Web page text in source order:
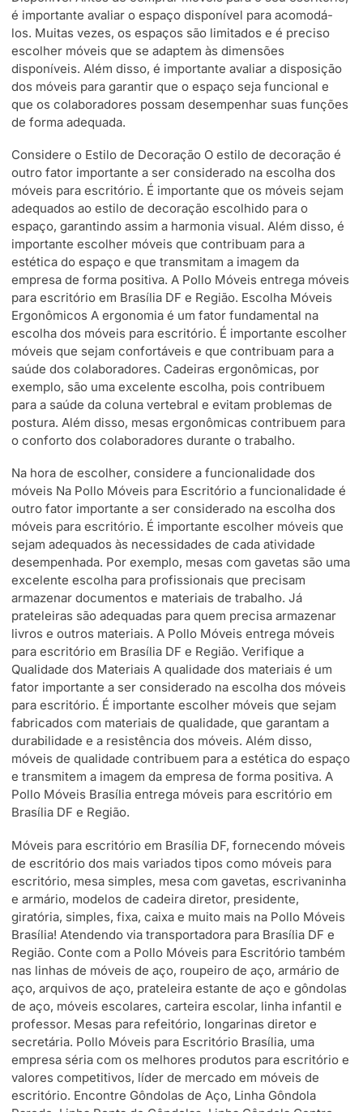
é importante avaliar o espaço disponível para acomodá-
los. Muitas vezes, os espaços são limitados e é preciso
escolher móveis que se adaptem às dimensões
disponíveis. Além disso, é importante avaliar a disposição
dos móveis para garantir que o espaço seja funcional e
que os colaboradores possam desempenhar suas funções
de forma adequada.
Considere o Estilo de Decoração O estilo de decoração é
outro fator importante a ser considerado na escolha dos
móveis para escritório. É importante que os móveis sejam
adequados ao estilo de decoração escolhido para o
espaço, garantindo assim a harmonia visual. Além disso, é
importante escolher móveis que contribuam para a
estética do espaço e que transmitam a imagem da
empresa de forma positiva. A Pollo Móveis entrega móveis
para escritório em Brasília DF e Região. Escolha Móveis
Ergonômicos A ergonomia é um fator fundamental na
escolha dos móveis para escritório. É importante escolher
móveis que sejam confortáveis e que contribuam para a
saúde dos colaboradores. Cadeiras ergonômicas, por
exemplo, são uma excelente escolha, pois contribuem
para a saúde da coluna vertebral e evitam problemas de
postura. Além disso, mesas ergonômicas contribuem para
o conforto dos colaboradores durante o trabalho.
Na hora de escolher, considere a funcionalidade dos
móveis Na Pollo Móveis para Escritório a funcionalidade é
outro fator importante a ser considerado na escolha dos
móveis para escritório. É importante escolher móveis que
sejam adequados às necessidades de cada atividade
desempenhada. Por exemplo, mesas com gavetas são uma
excelente escolha para profissionais que precisam
armazenar documentos e materiais de trabalho. Já
prateleiras são adequadas para quem precisa armazenar
livros e outros materiais. A Pollo Móveis entrega móveis
para escritório em Brasília DF e Região. Verifique a
Qualidade dos Materiais A qualidade dos materiais é um
fator importante a ser considerado na escolha dos móveis
para escritório. É importante escolher móveis que sejam
fabricados com materiais de qualidade, que garantam a
durabilidade e a resistência dos móveis. Além disso,
móveis de qualidade contribuem para a estética do espaço
e transmitem a imagem da empresa de forma positiva. A
Pollo Móveis Brasília entrega móveis para escritório em
Brasília DF e Região.
Móveis para escritório em Brasília DF, fornecendo móveis
de escritório dos mais variados tipos como móveis para
escritório, mesa simples, mesa com gavetas, escrivaninha
e armário, modelos de cadeira diretor, presidente,
giratória, simples, fixa, caixa e muito mais na Pollo Móveis
Brasília! Atendendo via transportadora para Brasília DF e
Região. Conte com a Pollo Móveis para Escritório também
nas linhas de móveis de aço, roupeiro de aço, armário de
aço, arquivos de aço, prateleira estante de aço e gôndolas
de aço, móveis escolares, carteira escolar, linha infantil e
professor. Mesas para refeitório, longarinas diretor e
secretária. Pollo Móveis para Escritório Brasília, uma
empresa séria com os melhores produtos para escritório e
valores competitivos, líder de mercado em móveis de
escritório. Encontre Gôndolas de Aço, Linha Gôndola